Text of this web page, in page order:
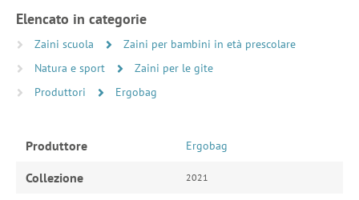
Elencato in categorie
Zaini scuola
Zaini per bambini in età prescolare
Natura e sport
Zaini per le gite
Produttori
Ergobag
Produttore Ergobag
Collezione 2021